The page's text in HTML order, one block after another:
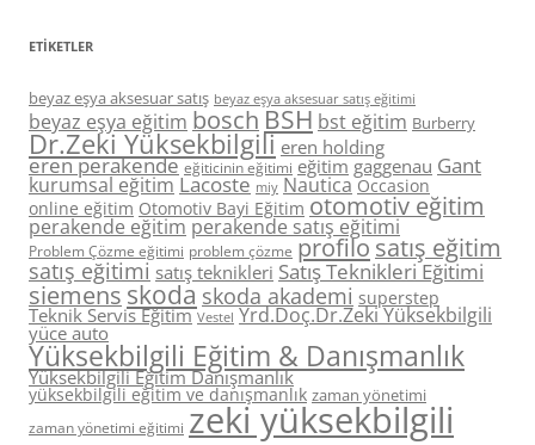
ETIKETLER
beyaz eşya aksesuar satış beyaz eşya aksesuar satış eğitimi
beyaz eşya eğitim boschBSH bst eğitim Burberry
Dr.Zeki Yüksekbilgili eren holding
eren perakende eğiticinin eğitimi eğitim gaggenau Gant
kurumsal eğitim Lacoste miy Nautica Occasion
online eğitim Otomotiv Bayi Eğitim otomotiv eğitim
perakende eğitim perakende satış eğitimi
Problem Çözme eğitimi problem çözme profilosatış eğitim
satış eğitimi satış teknikleri Satış Teknikleri Eğitimi
siemens skoda skoda akademi superstep
Teknik Servis Eğitim Vestel Yrd.Doç.Dr.Zeki Yüksekbilgili
yüce auto
Yüksekbilgili Eğitim & Danışmanlık
Yüksekbilgili Eğitim Danışmanlık
yüksekbilgili eğitim ve danışmanlık zaman yönetimi
zaman yönetimi eğitimi zeki yüksekbilgili